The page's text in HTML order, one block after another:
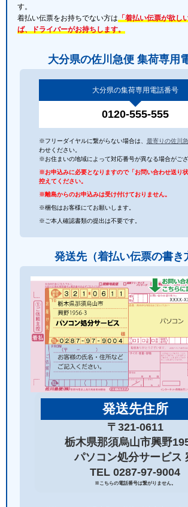
す。
着払い伝票をお持ちでない方は 「着払い伝票が欲し
ば、ドライバーがお持ちします。
大分県の佐川急便 集荷専用
大分県の集荷専用電話番号
0120-555-555
※フリーダイヤルに繋がらない場合は、 最寄りの佐川
わせください。
※お住まいの地域によって対応番号が異なる場合がござ
※お申込みに必要となりますので「お問い合わせ送り
控えてください。
※離島からのお申込みは受け付けておりません。
※梱包はお客様にてお願いします。
※ご本人確認書類の提出は不要です。
発送先（着払い伝票の書き
発送先住所
〒321-0611
栃木県那須烏山市興野
パソコン処分サービス
TEL 0287-97-9004
※こちらの電話番号は繋がりません。